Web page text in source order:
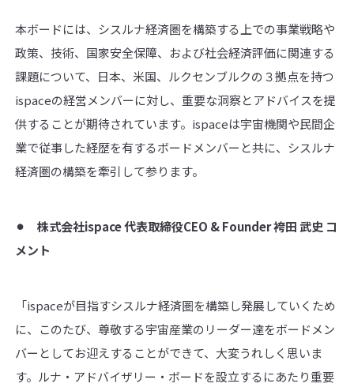
本ボードには、シスルナ経済圏を構築する上での事業戦略や
政策、技術、国家安全保障、および社会経済評価に関連する
課題について、日本、米国、ルクセンブルクの３拠点を持つ
ispaceの経営メンバーに対し、重要な洞察とアドバイスを提
供することが期待されています。ispaceは宇宙機関や民間企
業で従事した経歴を有するボードメンバーと共に、シスルナ
経済圏の構築を牽引して参ります。
⚫︎ 株式会社ispace代表取締役CEO & Founder袴田 武史 コ
メント
「ispaceが目指すシスルナ経済圏を構築し発展していくため
に、このたび、尊敬する宇宙産業のリーダー達をボードメン
バーとしてお迎えすることができて、大変うれしく思いま
す。ルナ・アドバイザリー・ボードを設立するにあたり重要